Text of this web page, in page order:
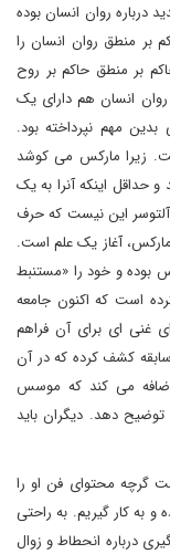
درباره روان انسان بوده
بر منطق روان انسان را
بر منطق حاکم بر روح
انسان هم دارای یک
مهم نپرداخته بود.
زیرا مارکس می کوشد
حداقل اینکه آنرا به یک
این نیست که حرف
آغاز یک علم است.
و خود را «مستنبط
است که اکنون جامعه
غنی ای برای آن فراهم
کشف کرده که در آن
می کند که موسس
دهد. دیگران باید
گرچه محتوای فن او را
و به کار گیریم. به راحتی
درباره انحطاط و زوال